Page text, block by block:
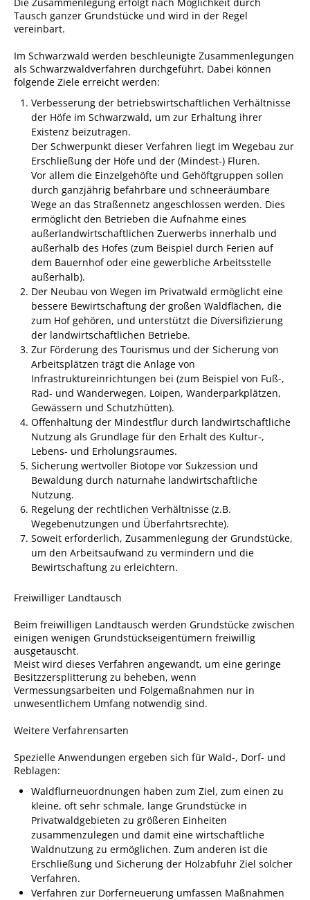
Ausschreibungen
Ortsrecht
Gemeinderat
Standesamtliche
Karriere
Onlinezugangsgesetz
ERLEBEN
Tourismus
Natur Umwelt Klima
Pop-Up-Museum
Kerngeschichten
RADKultur in
Gemmrigheim
Angebote für Senioren
Kinder und Jugendliche
Partnerschaft Trigono-
Orestiada
Kirchen
Geschichte
Projekt Summendes
Gemmrigheim
Markungsputzete
Lesepaten gesucht!
Gemmrigheimer
Pflanzbeete
Aktion „PFLÜCK MICH!“
Boulebahn
Willkommensbesuche
Krabbelgruppe
Kinderkleidermarkt
Tausch ganzer Grundstücke und wird in der Regel
vereinbart.
Im Schwarzwald werden beschleunigte Zusammenlegungen
als Schwarzwaldverfahren durchgeführt. Dabei können
folgende Ziele erreicht werden:
Verbesserung der betriebswirtschaftlichen Verhältnisse
der Höfe im Schwarzwald, um zur Erhaltung ihrer
Existenz beizutragen.
Der Schwerpunkt dieser Verfahren liegt im Wegebau zur
Erschließung der Höfe und der (Mindest-) Fluren.
Vor allem die Einzelgehöfte und Gehöftgruppen sollen
durch ganzjährig befahrbare und schneeräumbare
Wege an das Straßennetz angeschlossen werden. Dies
ermöglicht den Betrieben die Aufnahme eines
außerlandwirtschaftlichen Zuerwerbs innerhalb und
außerhalb des Hofes (zum Beispiel durch Ferien auf
dem Bauernhof oder eine gewerbliche Arbeitsstelle
außerhalb).
Der Neubau von Wegen im Privatwald ermöglicht eine
bessere Bewirtschaftung der großen Waldflächen, die
zum Hof gehören, und unterstützt die Diversifizierung
der landwirtschaftlichen Betriebe.
Zur Förderung des Tourismus und der Sicherung von
Arbeitsplätzen trägt die Anlage von
Infrastruktureinrichtungen bei (zum Beispiel von Fuß-,
Rad- und Wanderwegen, Loipen, Wanderparkplätzen,
Gewässern und Schutzhütten).
Offenhaltung der Mindestflur durch landwirtschaftliche
Nutzung als Grundlage für den Erhalt des Kultur-,
Lebens- und Erholungsraumes.
Sicherung wertvoller Biotope vor Sukzession und
Bewaldung durch naturnahe landwirtschaftliche
Nutzung.
Regelung der rechtlichen Verhältnisse (z.B.
Wegebenutzungen und Überfahrtsrechte).
Soweit erforderlich, Zusammenlegung der Grundstücke,
um den Arbeitsaufwand zu vermindern und die
Bewirtschaftung zu erleichtern.
Freiwilliger Landtausch
Beim freiwilligen Landtausch werden Grundstücke zwischen
einigen wenigen Grundstückseigentümern freiwillig
ausgetauscht.
Meist wird dieses Verfahren angewandt, um eine geringe
Besitzzersplitterung zu beheben, wenn
Vermessungsarbeiten und Folgemaßnahmen nur in
unwesentlichem Umfang notwendig sind.
Weitere Verfahrensarten
Spezielle Anwendungen ergeben sich für Wald-, Dorf- und
Reblagen:
Waldflurneuordnungen haben zum Ziel, zum einen zu
kleine, oft sehr schmale, lange Grundstücke in
Privatwaldgebieten zu größeren Einheiten
zusammenzulegen und damit eine wirtschaftliche
Waldnutzung zu ermöglichen. Zum anderen ist die
Erschließung und Sicherung der Holzabfuhr Ziel solcher
Verfahren.
Verfahren zur Dorferneuerung umfassen Maßnahmen